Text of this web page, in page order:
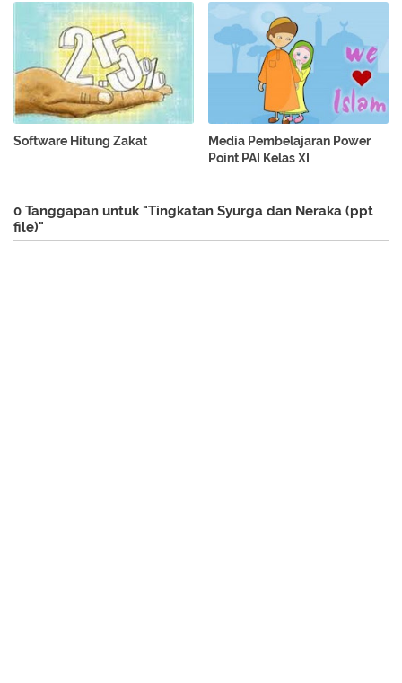
Software Hitung Zakat
Media Pembelajaran Power
Point PAI Kelas XI
0 Tanggapan untuk "Tingkatan Syurga dan Neraka (ppt
file)"